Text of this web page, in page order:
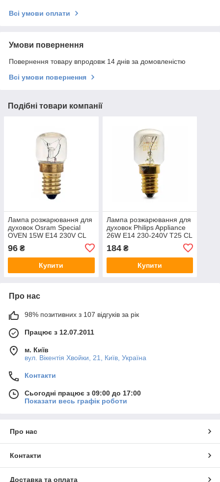
Всі умови оплати
Умови повернення
Повернення товару впродовж 14 днів за домовленістю
Всі умови повернення
Подібні товари компанії
Лампа розжарювання для
духовок Osram Special
OVEN 15W E14 230V CL
96 ₴
Купити
Лампа розжарювання для
духовок Philips Appliance
26W E14 230-240V T25 CL
184₴
Купити
Про нас
98% позитивних з 107 відгуків за рік
Працює з 12.07.2011
м. Київ
вул. Вікентія Хвойки, 21, Київ, Україна
Контакти
Сьогодні працює з 09:00 до 17:00
Показати весь графік роботи
Про нас
Контакти
Доставка та оплата